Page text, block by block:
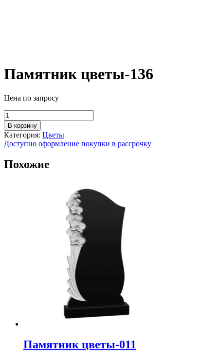
Памятник цветы-136
Цена по запросу
Количество
товара
Памятник
цветы-136
В корзину
Категория: Цветы
Доступно оформление покупки в рассрочку
Похожие
Памятник цветы-011